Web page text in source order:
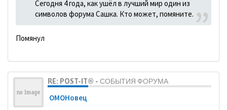
Сегодня 4 года, как ушёл в лучший мир один из
символов форума Сашка. Кто может, помяните.
Помянул
RE: POST-IT® - СОБЫТИЯ ФОРУМА
ОМОНовец